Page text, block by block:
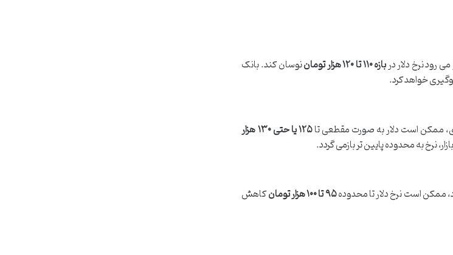
رود نرخ دلار دربازه ۱۱۰ تا ۱۲۰ هزار تومان نوسان کند. بانک
خواهد کرد.
ممکن است دلار به صورت مقطعی تا ۱۲۵ یا حتی ۱۳۰ هزار
نرخ به محدوده پایین تر بازمی گردد.
ممکن است نرخ دلار تا محدوده۹۵ تا ۱۰۰ هزار تومان کاهش